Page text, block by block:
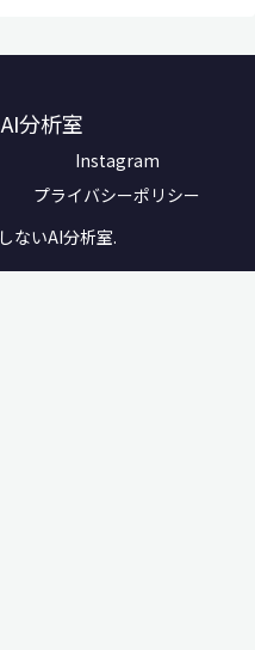
分析室
Instagram
プライバシーポリシー
ないAI分析室.